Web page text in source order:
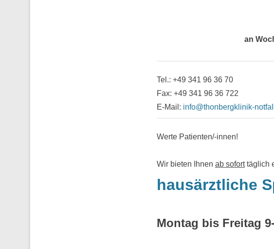
an
Tel.: +49 341 96 36 70
Fax: +49 341 96 36 722
E-Mail: info@thonbergklinik-
Werte Patienten/-innen!
Wir bieten Ihnen ab soforttäglich
hausärztliche
Montag bis Freitag